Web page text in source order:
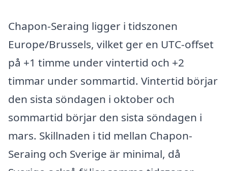
Chapon-Seraing ligger i tidszonen
Europe/Brussels, vilket ger en UTC-offset
på +1 timme under vintertid och +2
timmar under sommartid. Vintertid börjar
den sista söndagen i oktober och
sommartid börjar den sista söndagen i
mars. Skillnaden i tid mellan Chapon-
Seraing och Sverige är minimal, då